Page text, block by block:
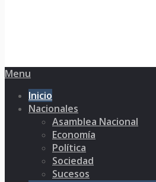
Menu
Inicio
Nacionales
Asamblea Nacional
Economía
Política
Sociedad
Sucesos